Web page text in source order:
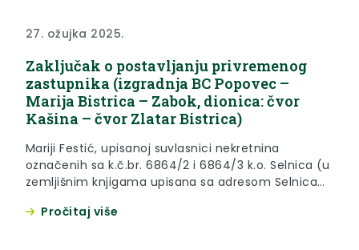
27. ožujka 2025.
Zaključak o postavljanju privremenog
zastupnika (izgradnja BC Popovec –
Marija Bistrica – Zabok, dionica: čvor
Kašina – čvor Zlatar Bistrica)
Mariji Festić, upisanoj suvlasnici nekretnina
označenih sa k.č.br. 6864/2 i 6864/3 k.o. Selnica (u
zemljišnim knjigama upisana sa adresom Selnica
privremeni zastupnik u osobi odvjetnika Josipa
Pročitaj više